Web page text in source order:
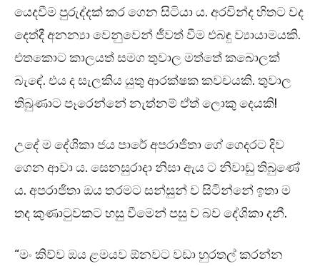
යෙදවීම පුරුද්දක් කර ගෙන සිටියා ය. අරවින්ද හිතට වද
දෙත්දී අනන්‍යා වෙනුවෙන් ජීවත් වීම එබඳු ව්‍යායාමයකි.
එතකොට කාලයත් සමග තුවාල මත්තේ කබොලක්
බැඳේ. එය ද සැලකිය යුතු ආරක්ෂක කවචයකි. තුවාල
තිබුණාට පෑරෙන්නේ නැත්නම් ඒත් ලොකු දෙයකි!
උදේ ම දේශිකා ජය පාරේ අපරාජිතා ගේ ගෙදරට දිව
ගෙන ආවා ය. සෙනසුරාදා නිසා ඇය ට නිවාඩු තිබුණේ
ය. අපරාජිතා ඔය තරමට සන්සුන් ව සිටින්නේ ඉතා ම
තද කුණාටුවකට හසු වීමෙන් පසු ව බව දේශිකා දනී.
“මං කිව්ව ඔය ළමයව ඕනවට වඩා හුරතල් කරන්න